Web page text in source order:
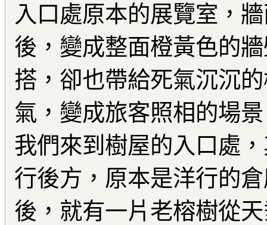
入口處原本的展覽室，
後，變成整面橙黃色的
搭，卻也帶給死氣沉沉
氣，變成旅客照相的場
我們來到樹屋的入口處
行後方，原本是洋行的
後，就有一片老榕樹從